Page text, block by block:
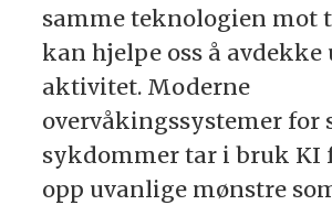
samme teknologien mot
kan hjelpe oss å avdekke
aktivitet. Moderne
overvåkingssystemer for
sykdommer tar i bruk KI
opp uvanlige mønstre